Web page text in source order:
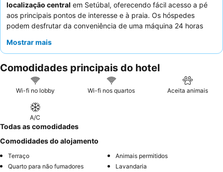
localização central em Setúbal, oferecendo fácil acesso a pé
aos principais pontos de interesse e à praia. Os hóspedes
podem desfrutar da conveniência de uma máquina 24 horas
gratuitos, além de máquinas Nespresso no quarto. O
acolhedora e conselhos úteis, complementando o farto e
delicioso pequeno-almoço servido no agradável e fresco
terraço. Para uma estadia verdadeiramente relaxante, considere
Mostrar mais
Comodidades principais do hotel
Wi-fi no lobby Wi-fi nos quartos Aceita animais
A/C
Todas as comodidades
Comodidades do alojamento
Terraço
Animais permitidos
Quarto para não fumadores
Lavandaria